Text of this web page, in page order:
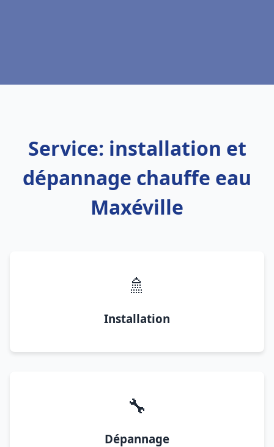
Service: installation et
dépannage chauffe eau
Maxéville
🚿
Installation
🔧
Dépannage